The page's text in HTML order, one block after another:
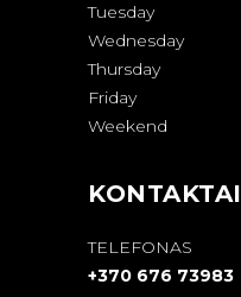
Tuesday
Wednesday
Thursday
Friday
Weekend
KONTAKTAI
TELEFONAS
+370 676 73983